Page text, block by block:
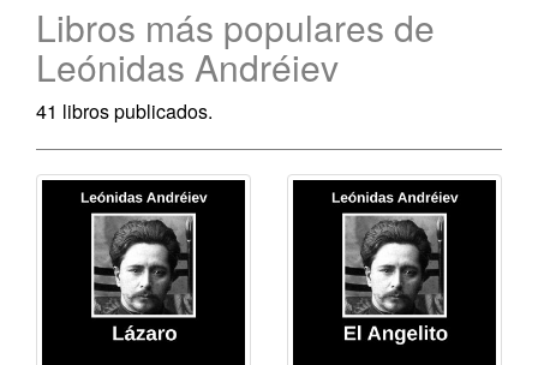
Libros más populares de
Leónidas Andréiev
41 libros publicados.